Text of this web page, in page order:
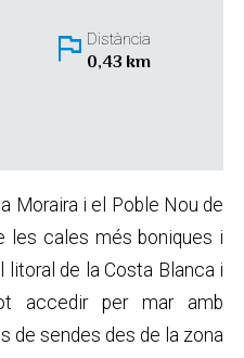
flag Distància
0,43 km
Moraira i el Poble Nou de
les cales més boniques i
de la Costa Blanca i
accedir per mar amb
de sendes des de la zona